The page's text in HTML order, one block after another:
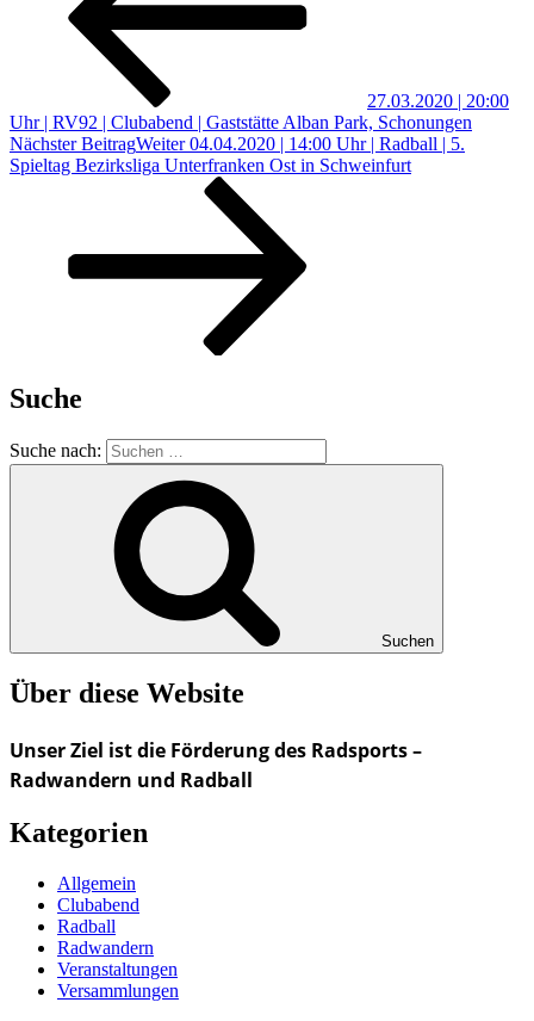
27.03.2020 | 20:00
Uhr | RV92 | Clubabend | Gaststätte Alban Park, Schonungen
Nächster BeitragWeiter 04.04.2020 | 14:00 Uhr | Radball | 5.
Spieltag Bezirksliga Unterfranken Ost in Schweinfurt
Suche
Suche nach:
Suchen
Über diese Website
Unser Ziel ist die Förderung des Radsports –
Radwandern und Radball
Kategorien
Allgemein
Clubabend
Radball
Radwandern
Veranstaltungen
Versammlungen